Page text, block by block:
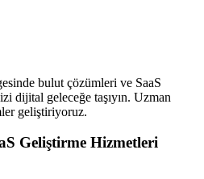
bulut çözümleri ve SaaS
dijital geleceğe taşıyın. Uzman
geliştiriyoruz.
Geliştirme Hizmetleri